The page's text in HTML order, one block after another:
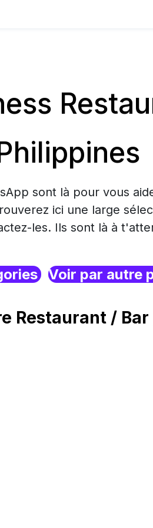
sont là pour vous
ici une large
les. Ils sont là à
Voir par autre
Restaurant /